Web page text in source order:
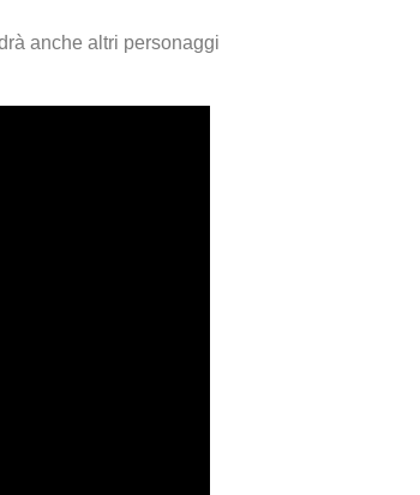
anche altri personaggi